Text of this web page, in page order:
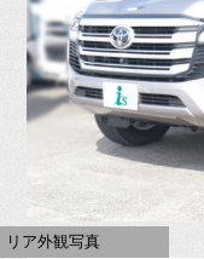
リア外観写真